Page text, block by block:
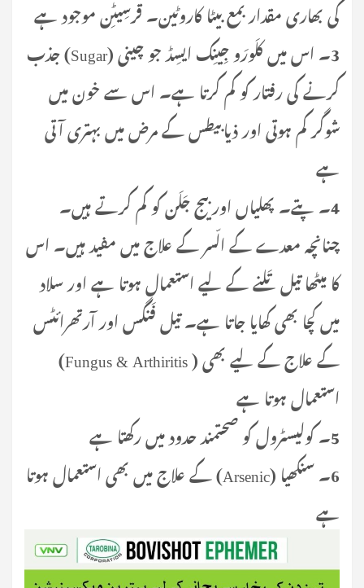
کی بھاری مقدار بمع بیٹا کاروٹین۔ قرسِیٹِن موجود ہے
3۔ اس میں کلَورَو جِینِک ایسِڈ جو چینی (Sugar) جذب
کرنے کی رفتار کو کم کرتا ہے۔ اس سے خون میں
شوگر کم ہوتی اور ذیابیطس کے مرض میں بہتری آتی
ہے
4۔ پتے۔ پھلیاں اور بیج جَلَن کو کم کرتے ہیں۔
چنانچہ معدے کے الّسر کے علاج میں مفید ہیں۔ اس
کا میٹھا تیل تَلنے کے لیے استعمال ہوتا ہے اور سلاد
میں کچا بھی کھایا جاتا ہے۔ تیل فَنگس اور آرتھرائٹس
(Fungus & Arthiritis ) کے علاج کے لیے بھی
استعمال ہوتا ہے
5۔ کولیسٹرول کو صحتمند حدود میں رکھتا ہے
6۔ سنکھیا (Arsenic) کے علاج میں بھی استعمال ہوتا
ہے